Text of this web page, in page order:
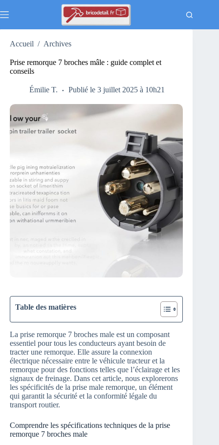
au
Accueil / Archives
Prise remorque 7 broches mâle : guide complet et
conseils
Émilie T. Publié le 3 juillet 2025 à 10h21
Table des matières
La prise remorque 7 broches male est un composant
essentiel pour tous les conducteurs ayant besoin de
tracter une remorque. Elle assure la connexion
électrique nécessaire entre le véhicule tracteur et la
remorque pour des fonctions telles que l’éclairage et les
signaux de freinage. Dans cet article, nous explorerons
les spécificités de la prise male remorque, un élément
qui garantit la sécurité et la conformité légale du
transport routier.
Comprendre les spécifications techniques de la prise
remorque 7 broches male